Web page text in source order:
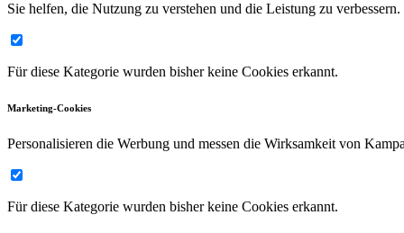
Sie helfen, die Nutzung zu verstehen und die Leistung zu verbessern.
Für diese Kategorie wurden bisher keine Cookies erkannt.
Marketing-Cookies
Personalisieren die Werbung und messen die Wirksamkeit von
Für diese Kategorie wurden bisher keine Cookies erkannt.